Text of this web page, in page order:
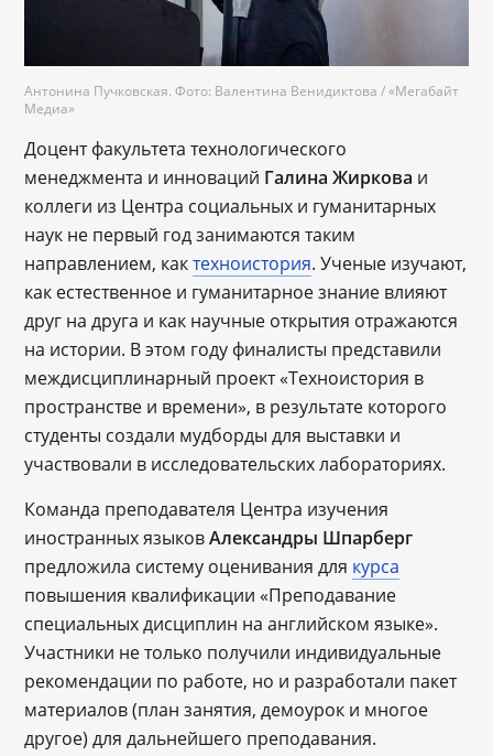
Антонина Пучковская. Фото: Валентина Венидиктова / «Мегабайт
Медиа»
Доцент факультета технологического
менеджмента и инноваций Галина Жиркова и
коллеги из Центра социальных и гуманитарных
наук не первый год занимаются таким
направлением, кактехноистория. Ученые изучают,
как естественное и гуманитарное знание влияют
друг на друга и как научные открытия отражаются
на истории. В этом году финалисты представили
междисциплинарный проект «Техноистория в
пространстве и времени», в результате которого
студенты создали мудборды для выставки и
участвовали в исследовательских лабораториях.
Команда преподавателя Центра изучения
иностранных языковАлександры Шпарберг
предложила систему оценивания для курса
повышения квалификации «Преподавание
специальных дисциплин на английском языке».
Участники не только получили индивидуальные
рекомендации по работе, но и разработали пакет
материалов (план занятия, демоурок и многое
другое) для дальнейшего преподавания.